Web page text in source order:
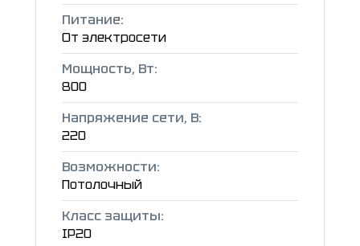
Питание:
От электросети
Мощность, Вт:
800
Напряжение сети, В:
220
Возможности:
Потолочный
Класс защиты:
IP20